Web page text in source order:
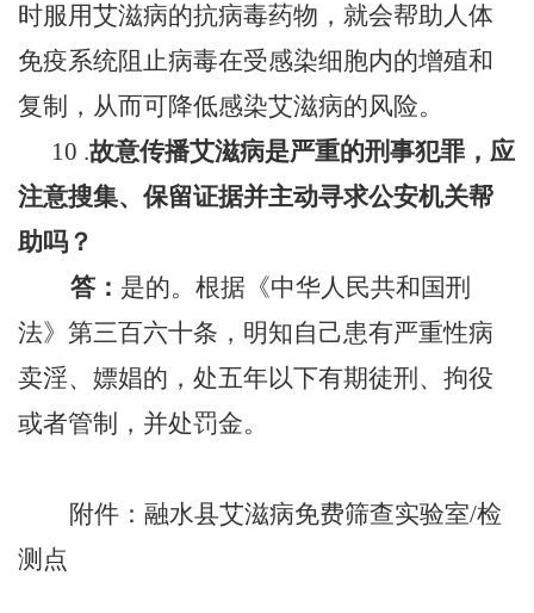
时服用艾滋病的抗病毒药物，就会帮助人体
免疫系统阻止病毒在受感染细胞内的增殖和
复制，从而可降低感染艾滋病的风险。
10 .故意传播艾滋病是严重的刑事犯罪，应
注意搜集、保留证据并主动寻求公安机关帮
助吗？
答： 是的。根据《中华人民共和国刑
法》第三百六十条，明知自己患有严重性病
卖淫、嫖娼的，处五年以下有期徒刑、拘役
或者管制，并处罚金。
附件：融水县艾滋病免费筛查实验室/检
测点